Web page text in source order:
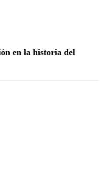
en la historia del